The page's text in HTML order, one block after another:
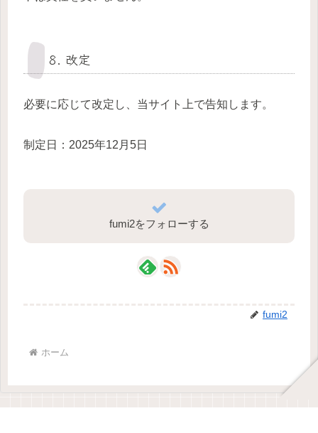
8. 改定
必要に応じて改定し、当サイト上で告知します。
制定日：2025年12月5日
fumi2をフォローする
fumi2
ホーム